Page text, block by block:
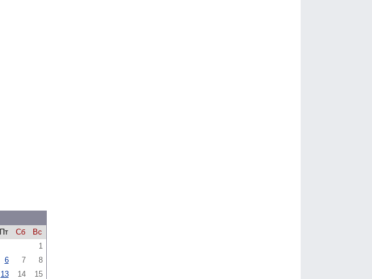
Пт Сб
Вс
1
6 7
8
13 14
15